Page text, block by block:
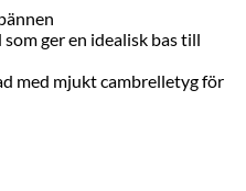
ger en idealisk bas till
med mjukt cambrelletyg för